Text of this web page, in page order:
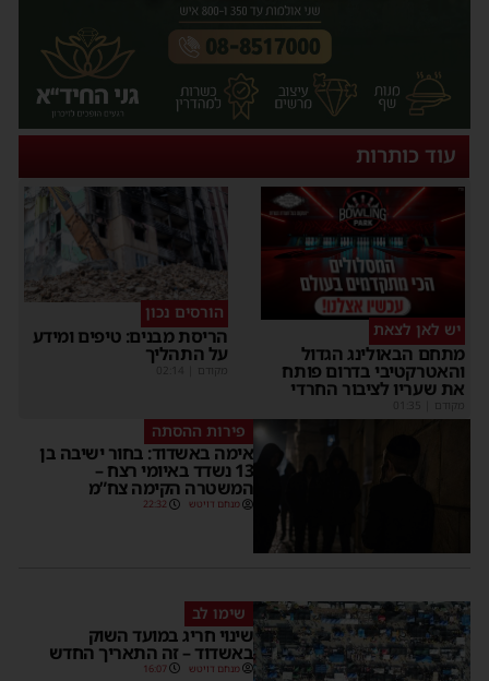
עוד כותרות
יש לאן לצאת
מתחם הבאולינג הגדול
והאטרקטיבי בדרום פותח
את שעריו לציבור החרדי
מקודם
הורסים נכון
הריסת מבנים: טיפים ומידע
על התהליך
מקודם
פירות ההסתה
אימה באשדוד: בחור ישיבה בן
13 נשדד באיומי רצח –
המשטרה הקימה צח”מ
מנחם דויטש 22:32
שימו לב
שינוי חריג במועד השוק
באשדוד – זה התאריך החדש
מנחם דויטש 16:07